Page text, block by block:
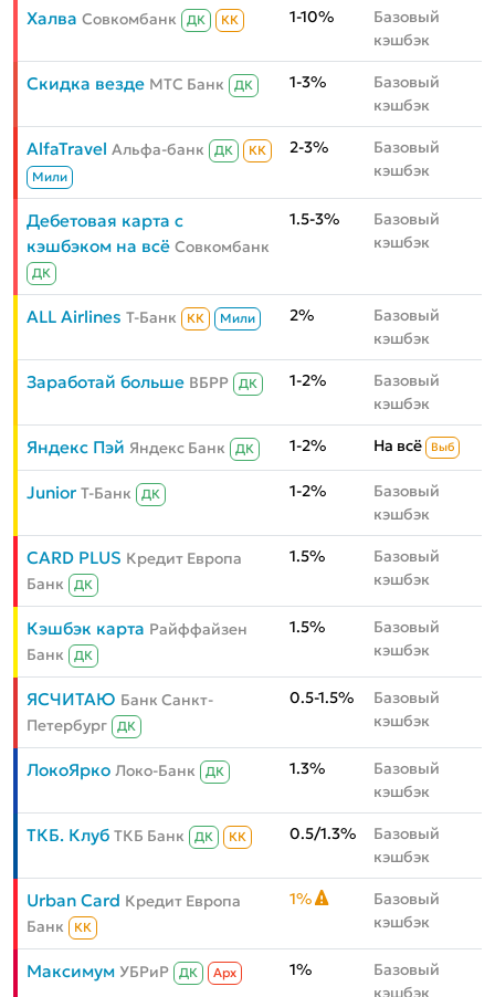
Халва Совкомбанк ДК КК 1-10%
Базовый
кэшбэк
Скидка везде МТС Банк ДК 1-3%
Базовый
кэшбэк
AlfaTravel Альфа-банк ДК
КК
Мили
2-3%
Базовый
кэшбэк
Дебетовая карта с
кэшбэком на всё Совкомбанк
ДК
1.5-3%
Базовый
кэшбэк
ALL Airlines Т-Банк КК Мили 2%
Базовый
кэшбэк
Заработай больше ВБРР ДК 1-2%
Базовый
кэшбэк
Яндекс Пэй Яндекс Банк ДК 1-2% На всё Выб
Junior Т-Банк ДК 1-2%
Базовый
кэшбэк
CARD PLUS Кредит Европа
Банк
ДК
1.5%
Базовый
кэшбэк
Кэшбэк карта Райффайзен
Банк
ДК
1.5%
Базовый
кэшбэк
ЯСЧИТАЮ Банк Санкт-
Петербург
ДК
0.5-1.5%
Базовый
кэшбэк
ЛокоЯрко Локо-Банк ДК 1.3%
Базовый
кэшбэк
ТКБ. Клуб ТКБ Банк ДК КК 0.5/1.3%
Базовый
кэшбэк
Urban Card Кредит Европа
Банк
КК
1%
Базовый
кэшбэк
Максимум УБРиР ДК Aрх 1%
Базовый
кэшбэк